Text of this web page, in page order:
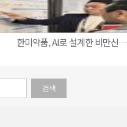
한미약품, AI로 설계한 비만신…
검색